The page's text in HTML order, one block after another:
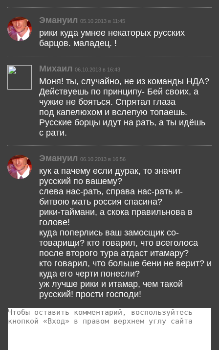
Эмануил 05.10.2013 в 11:45
рики куда умнее некаторых русских
барцов. маладец. !
Михаил 06.10.2013 в 16:43
Моня! ты, случайно, не из команды НДА?
Действуешь по принципу- Бей своих, а
чужие не бояться. Спрятал глаза
под капелюхом и вслепую топаешь.
Русские борцы идут на рать, а ты идёшь
с рати.
Эмануил 06.10.2013 в 16:56
кук а пачему если дурак, то значит
русский по вашему?
слева нас-рать, справа нас-рать и-
битвою мать россия спасина?
рики-таймани, а скока правильнова в
голове!
куда поперлись ваш замосщик со-
товарищи? кто говарил, что всеголоса
после второго тура атдаст итамару?
кто говарил, что больше бени не верит? и
куда его черти понесли?
уж лучше рики и итамар, чем такой
русский! прости господи!